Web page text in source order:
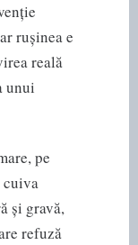
rușinea e
reală
unui
pe
cuiva
și gravă,
refuză